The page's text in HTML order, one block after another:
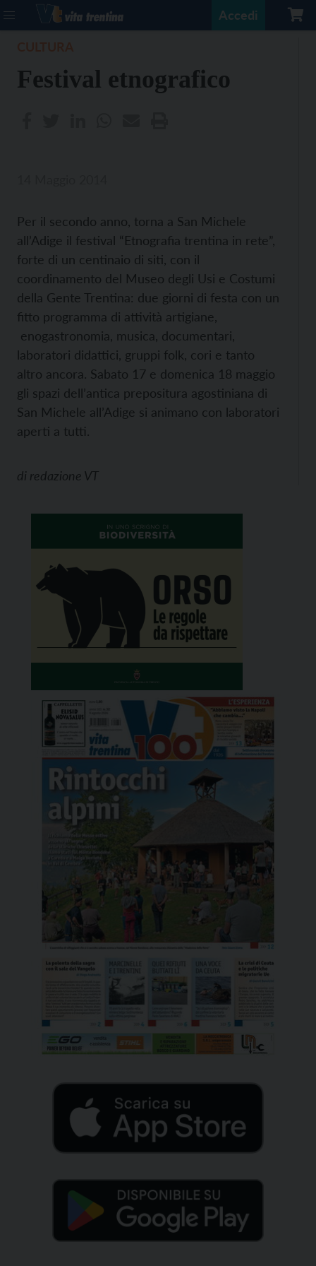
Accedi
Festival etnografico
Per il secondo anno, torna a San Michele
all’Adige il festival “Etnografia trentina in rete”,
forte di un centinaio di siti, con il
coordinamento del Museo degli Usi e Costumi
della Gente Trentina: due giorni di festa con un
fitto programma di attività artigiane,
enogastronomia, musica, documentari,
laboratori didattici, gruppi folk, cori e tanto
altro ancora. Sabato 17 e domenica 18 maggio
gli spazi dell’antica prepositura agostiniana di
San Michele all’Adige si animano con laboratori
aperti a tutti.
di redazione VT